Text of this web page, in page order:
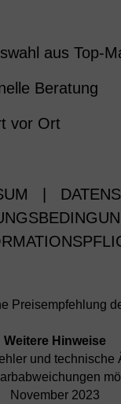
aus Top-
Beratung
vor Ort
Preisempfehlung
Weitere Hinweise
und technische
November 2023